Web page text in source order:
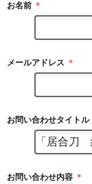
お名前 ＊
メールアドレス ＊
お問い合わせタイトル
お問い合わせ内容 ＊